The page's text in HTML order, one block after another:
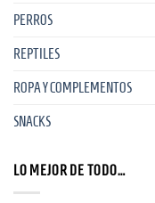
PERROS
REPTILES
ROPA Y COMPLEMENTOS
SNACKS
LO MEJOR DE TODO…